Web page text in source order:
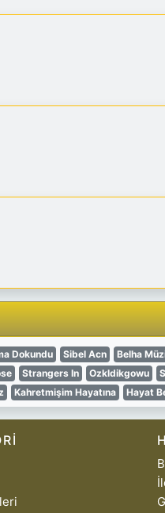
Dokundu Sibel Acn Belha
Strangers In Ozkldikgowu
Kahretmişim Hayatına Hayat